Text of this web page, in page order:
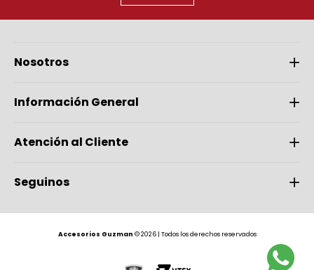
Nosotros
Información General
Atención al Cliente
Seguinos
Accesorios Guzman © 2026 | Todos los derechos reservados